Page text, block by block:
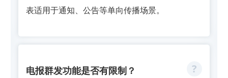
表适用于通知、公告等单向传播场景。
电报群发功能是否有限制？